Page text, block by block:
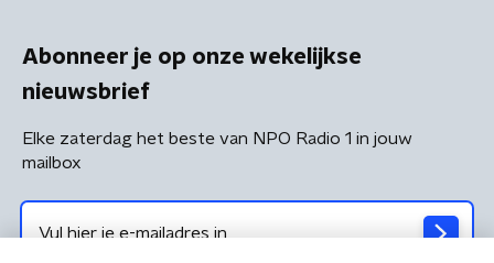
Abonneer je op onze wekelijkse
nieuwsbrief
Elke zaterdag het beste van NPO Radio 1 in jouw
mailbox